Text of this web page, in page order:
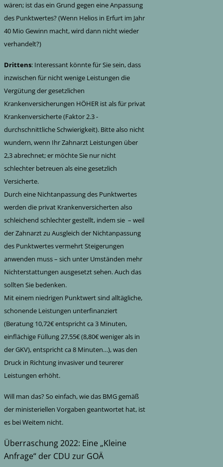
wären; ist das ein Grund gegen eine Anpassung
des Punktwertes? (Wenn Helios in Erfurt im Jahr
40 Mio Gewinn macht, wird dann nicht wieder
verhandelt?)
Drittens: Interessant könnte für Sie sein, dass
inzwischen für nicht wenige Leistungen die
Vergütung der gesetzlichen
Krankenversicherungen HÖHER ist als für privat
Krankenversicherte (Faktor 2.3 -
durchschnittliche Schwierigkeit). Bitte also nicht
wundern, wenn Ihr Zahnarzt Leistungen über
2,3 abrechnet; er möchte Sie nur nicht
schlechter betreuen als eine gesetzlich
Versicherte.
Durch eine Nichtanpassung des Punktwertes
werden die privat Krankenversicherten also
schleichend schlechter gestellt, indem sie – weil
der Zahnarzt zu Ausgleich der Nichtanpassung
des Punktwertes vermehrt Steigerungen
anwenden muss – sich unter Umständen mehr
Nichterstattungen ausgesetzt sehen. Auch das
sollten Sie bedenken.
Mit einem niedrigen Punktwert sind alltägliche,
schonende Leistungen unterfinanziert
(Beratung 10,72€ entspricht ca 3 Minuten,
einflächige Füllung 27,55€ (8,80€ weniger als in
der GKV), entspricht ca 8 Minuten…), was den
Druck in Richtung invasiver und teurerer
Leistungen erhöht.
Will man das? So einfach, wie das BMG gemäß
der ministeriellen Vorgaben geantwortet hat, ist
es bei Weitem nicht.
Überraschung 2022: Eine „Kleine
Anfrage“ der CDU zur GOÄ